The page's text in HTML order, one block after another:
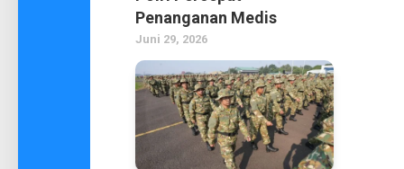
Penanganan Medis
Juni 29, 2026